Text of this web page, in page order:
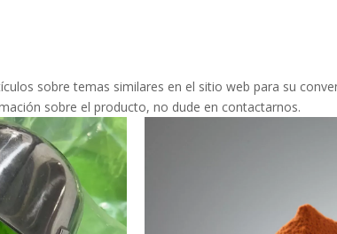
sobre temas similares en el sitio web para su
sobre el producto, no dude en contactarnos.